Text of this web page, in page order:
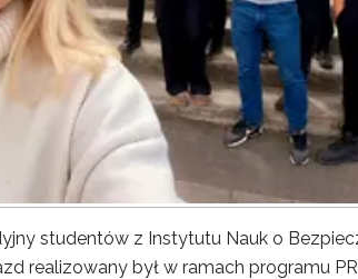
studentów z Instytutu Nauk o
realizowany był w ramach programu